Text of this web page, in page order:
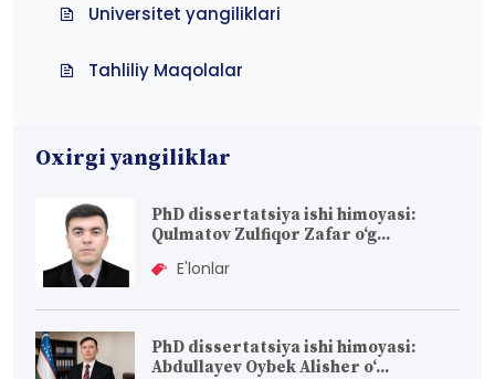
Universitet yangiliklari
Tahliliy Maqolalar
Oxirgi yangiliklar
PhD dissertatsiya ishi himoyasi:
Qulmatov Zulfiqor Zafar o‘g...
E'lonlar
PhD dissertatsiya ishi himoyasi:
Abdullayev Oybek Alisher o‘...